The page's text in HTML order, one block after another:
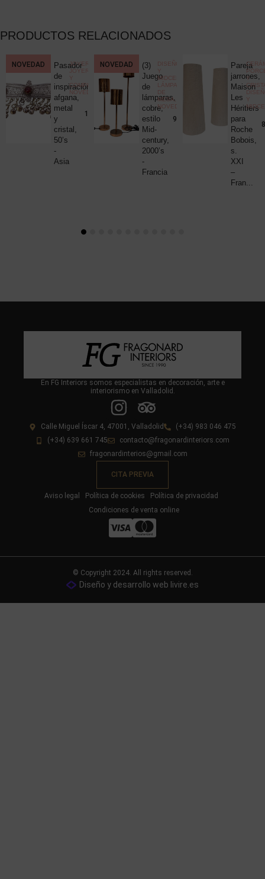
PRODUCTOS RELACIONADOS
,
€
NOVEDAD
Pasador
de
inspiración
afgana,
metal
y
cristal,
50’s
-
Asia
JOYERÍA
JOYERÍA
Y
COMPLEMENTOS
NOVEDADES
190,00
NOVEDAD
(3)
Juego
de
lámparas,
cobre,
estilo
Mid-
century,
2000’s
-
Francia
DISEÑO
Y
MIDCENTURY
LÁMPARAS
MESA,
NOVEDADES
980,00
Pareja
jarrones,
Maison
Les
Héritiers
para
Roche
Bobois,
s.
XXI
–
Fran...
Y
Y
En FG Interiors somos especialistas en decoración, arte e
interiorismo en Valladolid.
Calle Miguel Íscar 4, 47001, Valladolid
(+34) 983 046 475
(+34) 639 661 745
contacto@fragonardinteriors.com
fragonardinterios@gmail.com
CITA PREVIA
Aviso legal Política de cookies
Política de privacidad
Condiciones de venta online
© Copyright 2024. All rights reserved.
Diseño y desarrollo web livire.es